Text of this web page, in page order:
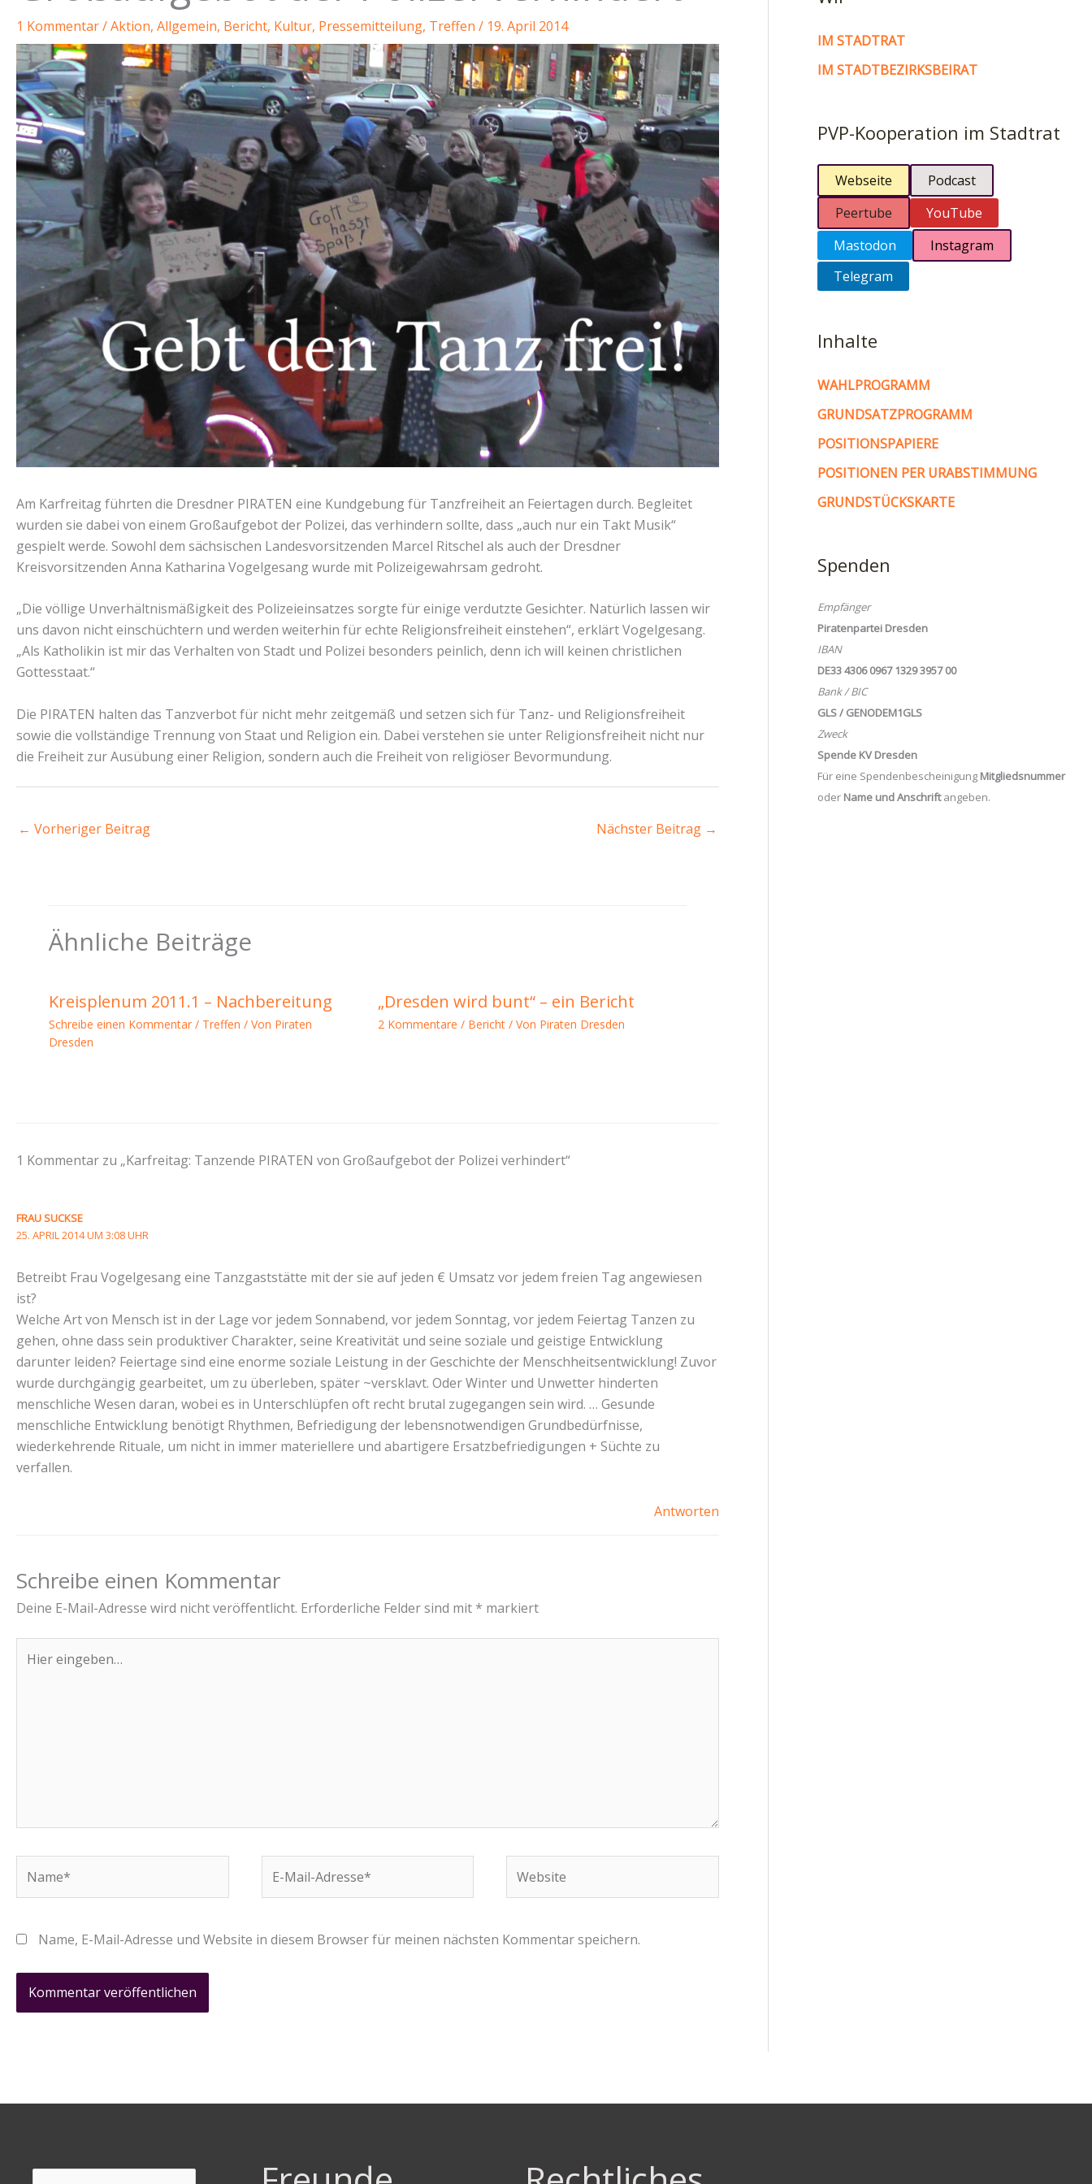
1 Kommentar/Aktion, Allgemein, Bericht, Kultur, Pressemitteilung, Treffen / 19. April 2014
Am Karfreitag führten die Dresdner PIRATEN eine Kundgebung für Tanzfreiheit an Feiertagen durch. Begleitet
wurden sie dabei von einem Großaufgebot der Polizei, das verhindern sollte, dass „auch nur ein Takt Musik“
gespielt werde. Sowohl dem sächsischen Landesvorsitzenden Marcel Ritschel als auch der Dresdner
Kreisvorsitzenden Anna Katharina Vogelgesang wurde mit Polizeigewahrsam gedroht.
„Die völlige Unverhältnismäßigkeit des Polizeieinsatzes sorgte für einige verdutzte Gesichter. Natürlich lassen wir
uns davon nicht einschüchtern und werden weiterhin für echte Religionsfreiheit einstehen“, erklärt Vogelgesang.
„Als Katholikin ist mir das Verhalten von Stadt und Polizei besonders peinlich, denn ich will keinen christlichen
Gottesstaat.“
Die PIRATEN halten das Tanzverbot für nicht mehr zeitgemäß und setzen sich für Tanz- und Religionsfreiheit
sowie die vollständige Trennung von Staat und Religion ein. Dabei verstehen sie unter Religionsfreiheit nicht nur
die Freiheit zur Ausübung einer Religion, sondern auch die Freiheit von religiöser Bevormundung.
← Vorheriger Beitrag Nächster Beitrag →
Ähnliche Beiträge
Kreisplenum 2011.1 – Nachbereitung
Schreibe einen Kommentar / Treffen / Von Piraten
Dresden
„Dresden wird bunt“ – ein Bericht
2 Kommentare / Bericht/ Von Piraten Dresden
1 Kommentar zu „Karfreitag: Tanzende PIRATEN von Großaufgebot der Polizei verhindert“
FRAU SUCKSE
25. APRIL 2014 UM 3:08 UHR
Betreibt Frau Vogelgesang eine Tanzgaststätte mit der sie auf jeden € Umsatz vor jedem freien Tag angewiesen
ist?
Welche Art von Mensch ist in der Lage vor jedem Sonnabend, vor jedem Sonntag, vor jedem Feiertag Tanzen zu
gehen, ohne dass sein produktiver Charakter, seine Kreativität und seine soziale und geistige Entwicklung
darunter leiden? Feiertage sind eine enorme soziale Leistung in der Geschichte der Menschheitsentwicklung! Zuvor
wurde durchgängig gearbeitet, um zu überleben, später ~versklavt. Oder Winter und Unwetter hinderten
menschliche Wesen daran, wobei es in Unterschlüpfen oft recht brutal zugegangen sein wird. … Gesunde
menschliche Entwicklung benötigt Rhythmen, Befriedigung der lebensnotwendigen Grundbedürfnisse,
wiederkehrende Rituale, um nicht in immer materiellere und abartigere Ersatzbefriedigungen + Süchte zu
verfallen.
Antworten
Schreibe einen Kommentar
Deine E-Mail-Adresse wird nicht veröffentlicht. Erforderliche Felder sind mit * markiert
eingeben…
Mail-
Name, E-Mail-Adresse und Website in diesem Browser für meinen nächsten Kommentar speichern.
IM STADTRAT
IM STADTBEZIRKSBEIRAT
PVP-Kooperation im Stadtrat
Webseite
Podcast
Peertube
YouTube
Mastodon
Instagram
Telegram
Inhalte
WAHLPROGRAMM
GRUNDSATZPROGRAMM
POSITIONSPAPIERE
POSITIONEN PER URABSTIMMUNG
GRUNDSTÜCKSKARTE
Spenden
Empfänger
Piratenpartei Dresden
IBAN
DE33 4306 0967 1329 3957 00
Bank / BIC
GLS / GENODEM1GLS
Zweck
Spende KV Dresden
Für eine Spendenbescheinigung Mitgliedsnummer
oder Name und Anschriftangeben.